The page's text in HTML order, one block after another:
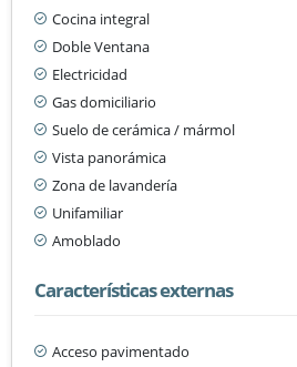
Cocina integral
Doble Ventana
Electricidad
Gas domiciliario
Suelo de cerámica / mármol
Vista panorámica
Zona de lavandería
Unifamiliar
Amoblado
Características externas
Acceso pavimentado